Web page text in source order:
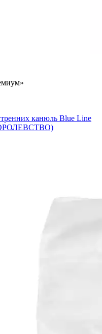
канюль Blue Line